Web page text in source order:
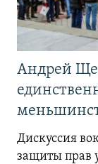
Андрей
Дискуссия
защиты прав